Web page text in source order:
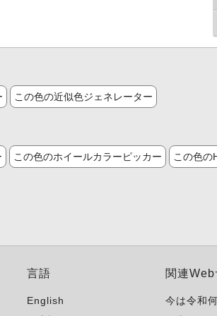
この色の近似色ジェネレーター
この色のホイールカラーピッカー この色の
言語
English
関連Web
今は令和